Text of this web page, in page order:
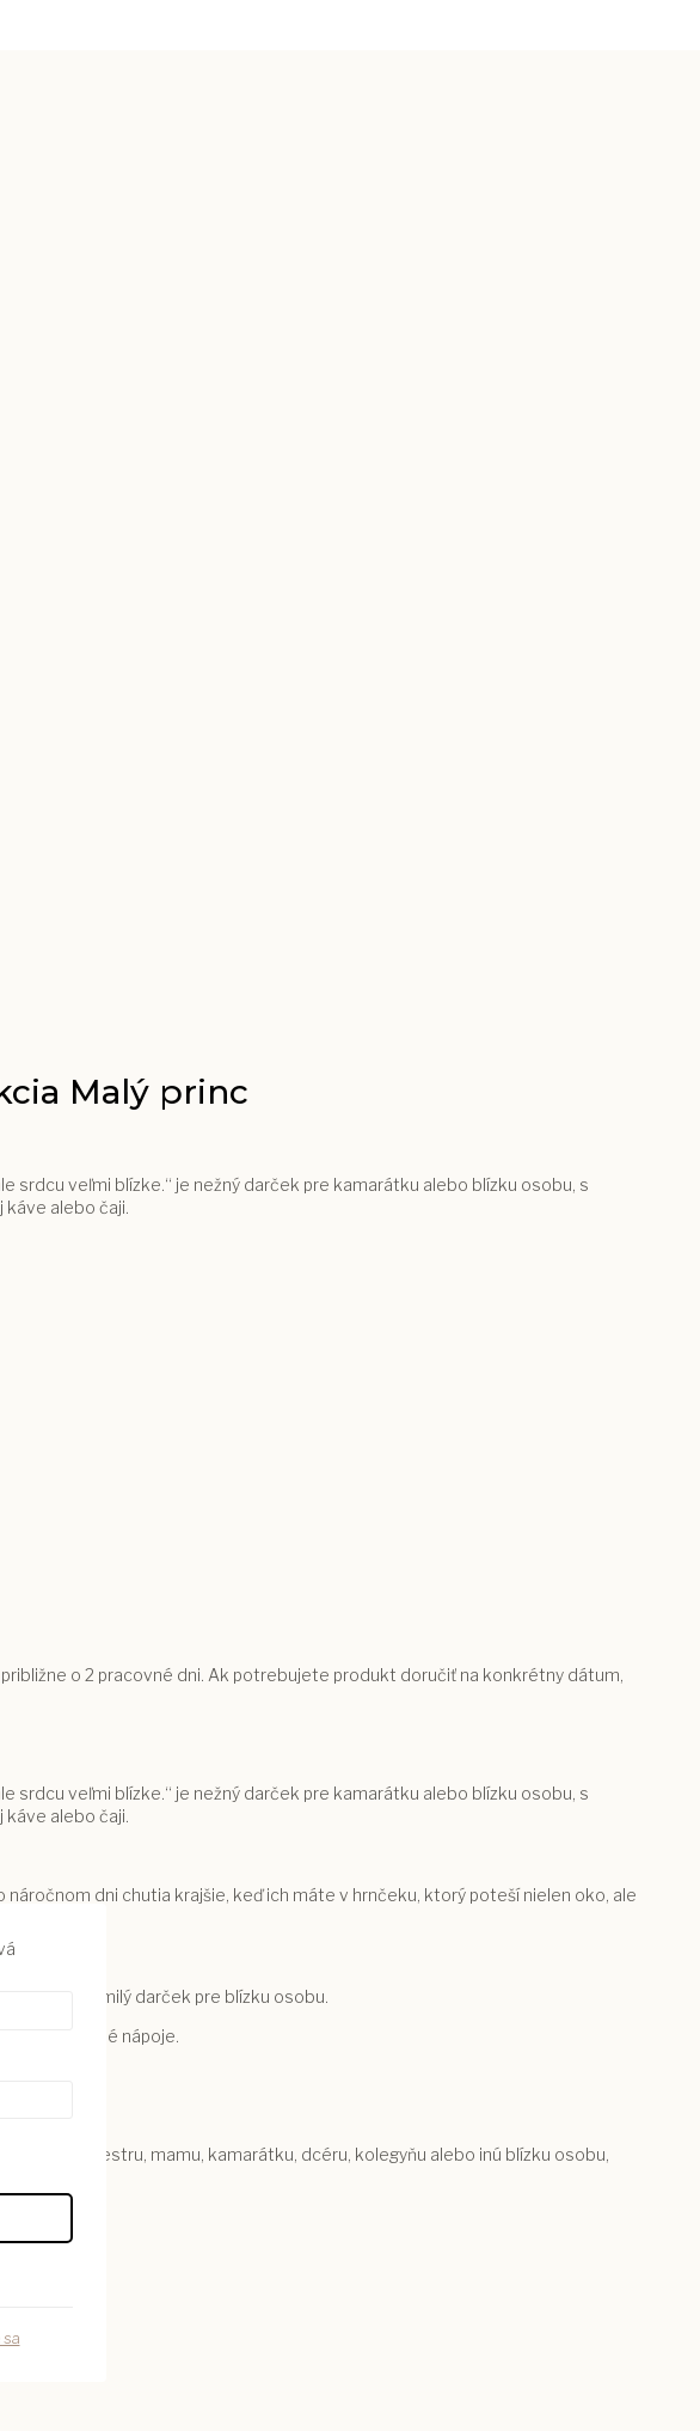
Malý princ
veľmi blízke.“ je nežný darček pre kamarátku alebo blízku osobu, s
alebo čaji.
o 2 pracovné dni. Ak potrebujete produkt doručiť na konkrétny dátum,
veľmi blízke.“ je nežný darček pre kamarátku alebo blízku osobu, s
alebo čaji.
dni chutia krajšie, keď ich máte v hrnčeku, ktorý poteší nielen oko, ale
ako milý darček pre blízku osobu.
aj studené nápoje.
pre sestru, mamu, kamarátku, dcéru, kolegyňu alebo inú blízku osobu,